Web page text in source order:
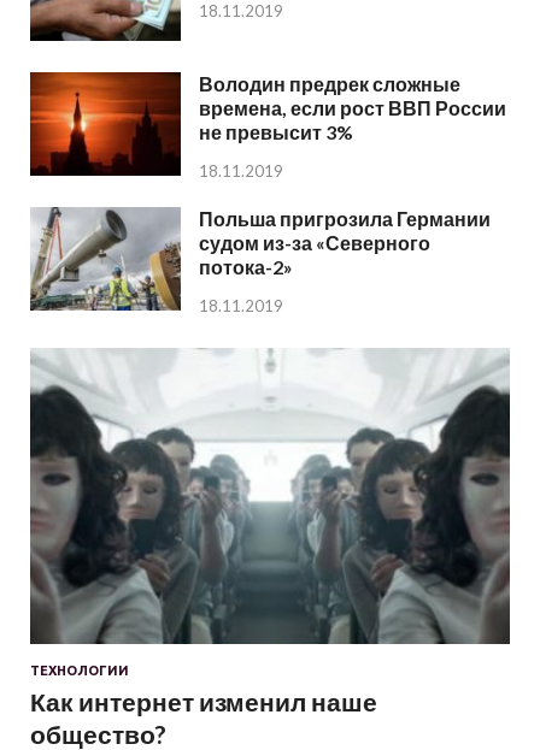
18.11.2019
Володин предрек сложные
времена, если рост ВВП России
не превысит 3%
18.11.2019
Польша пригрозила Германии
судом из-за «Северного
потока-2»
18.11.2019
ТЕХНОЛОГИИ
Как интернет изменил наше
общество?